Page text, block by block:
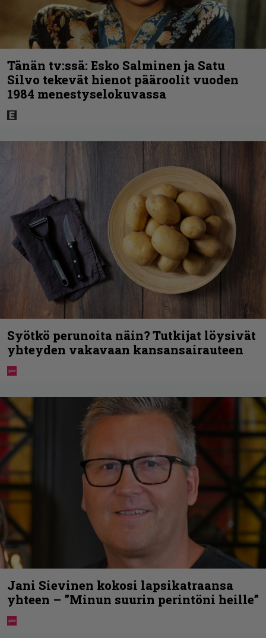
Tänän tv:ssä: Esko Salminen ja Satu
Silvo tekevät hienot pääroolit vuoden
1984 menestyselokuvassa
Syötkö perunoita näin? Tutkijat löysivät
yhteyden vakavaan kansansairauteen
Jani Sievinen kokosi lapsikatraansa
yhteen – ”Minun suurin perintöni heille”